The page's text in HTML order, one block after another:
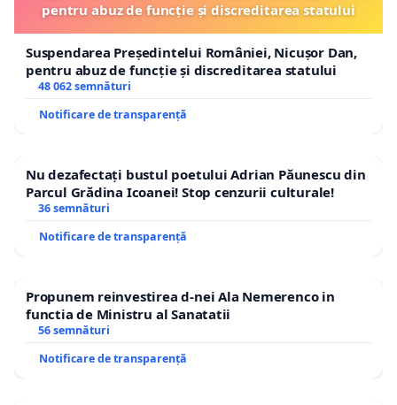
pentru abuz de funcție și discreditarea statului
Suspendarea Președintelui României, Nicușor Dan,
pentru abuz de funcție și discreditarea statului
48 062 semnături
Notificare de transparență
Nu dezafectați bustul poetului Adrian Păunescu din
Parcul Grădina Icoanei! Stop cenzurii culturale!
36 semnături
Notificare de transparență
Propunem reinvestirea d-nei Ala Nemerenco in
functia de Ministru al Sanatatii
56 semnături
Notificare de transparență